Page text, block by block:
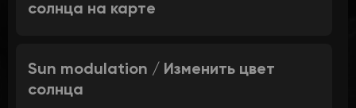
солнца на карте
Sun modulation / Изменить цвет
солнца